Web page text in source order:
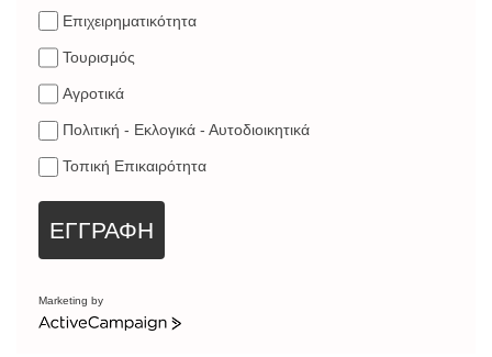
Επιχειρηματικότητα
Τουρισμός
Αγροτικά
Πολιτική - Εκλογικά - Αυτοδιοικητικά
Τοπική Επικαιρότητα
ΕΓΓΡΑΦΗ
Marketing by